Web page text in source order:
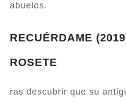
abuelos.
RECUÉRDAME
ROSETE
ras descubrir que su